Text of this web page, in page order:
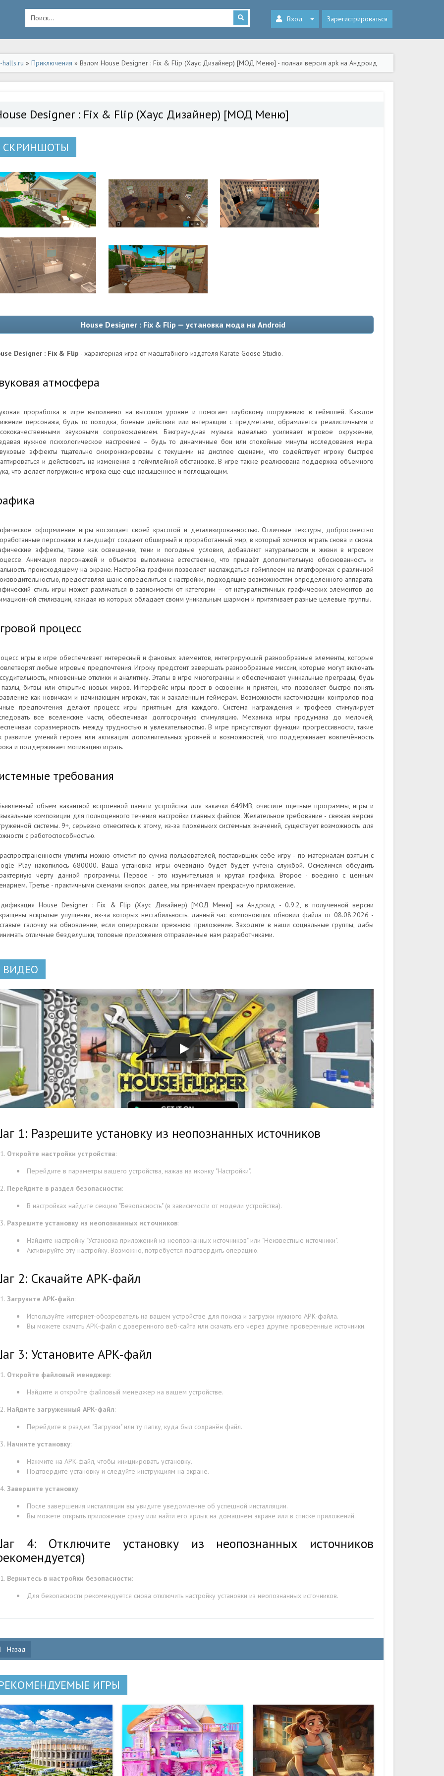
Вход Зарегистрироваться
halls.ru » Приключения » Взлом House Designer : Fix & Flip (Хаус Дизайнер) [МОД Меню] - полная версия apk на Андроид
Designer : Fix & Flip (Хаус Дизайнер) [МОД Меню]
СКРИНШОТЫ
House Designer : Fix & Flip — установка мода на Android
Designer : Fix & Flip - характерная игра от масштабного издателя Karate Goose Studio.
атмосфера
проработка в игре выполнено на высоком уровне и помогает глубокому погружению в геймплей. Каждое
персонажа, будь то походка, боевые действия или интеракции с предметами, обрамляется реалистичными и
звуковыми сопровождением. Бэкграундная музыка идеально усиливает игровое окружение,
нужное психологическое настроение – будь то динамичные бои или спокойные минуты исследования мира.
эффекты тщательно синхронизированы с текущими на дисплее сценами, что содействует игроку быстрее
и действовать на изменения в геймплейной обстановке. В игре также реализована поддержка объемного
что делает погружение игрока ещё еще насыщеннее и поглощающим.
оформление игры восхищает своей красотой и детализированностью. Отличные текстуры, добросовестно
персонажи и ландшафт создают обширный и проработанный мир, в который хочется играть снова и снова.
эффекты, такие как освещение, тени и погодные условия, добавляют натуральности и жизни в игровом
Анимация персонажей и объектов выполнена естественно, что придаёт дополнительную обоснованность и
происходящему на экране. Настройка графики позволяет наслаждаться геймплеем на платформах с различной
предоставляя шанс определиться с настройки, подходящие возможностям определённого аппарата.
стиль игры может различаться в зависимости от категории – от натуралистичных графических элементов до
стилизации, каждая из которых обладает своим уникальным шармом и притягивает разные целевые группы.
процесс
игры в игре обеспечивает интересный и фановых элементов, интегрирующий разнообразные элементы, которые
любые игровые предпочтения. Игроку предстоит завершать разнообразные миссии, которые могут включать
мгновенные отклики и аналитику. Этапы в игре многогранны и обеспечивают уникальные преграды, будь
битвы или открытие новых миров. Интерфейс игры прост в освоении и приятен, что позволяет быстро понять
как новичкам и начинающим игрокам, так и закалённым геймерам. Возможности кастомизации контролов под
предпочтения делают процесс игры приятным для каждого. Система награждения и трофеев стимулирует
все вселенские части, обеспечивая долгосрочную стимуляцию. Механика игры продумана до мелочей,
соразмерность между трудностью и увлекательностью. В игре присутствуют функции прогрессивности, такие
развитие умений героев или активация дополнительных уровней и возможностей, что поддерживает вовлечённость
и поддерживает мотивацию играть.
требования
объем вакантной встроенной памяти устройства для закачки 649MB, очистите тщетные программы, игры и
композиции для полноценного течения настройки главных файлов. Желательное требование - свежая версия
системы. 9+, серьезно отнеситесь к этому, из-за плохеньких системных значений, существует возможность для
с работоспособностью.
утилиты можно отметит по сумма пользователей, поставивших себе игру - по материалам взятым с
Play накопилось 680000. Ваша установка игры очевидно будет будет учтена службой. Осмелимся обсудить
черту данной программы. Первое - это изумительная и крутая графика. Второе - воедино с ценным
Третье - практичными схемами кнопок. далее, мы принимаем прекрасную приложение.
House Designer : Fix & Flip (Хаус Дизайнер) [МОД Меню] на Андроид - 0.9.2, в полученной версии
вскрытые упущения, из-за которых нестабильность. данный час компоновщик обновил файла от 08.08.2026 -
галочку на обновление, если оперировали прежнюю приложение. Заходите в наши социальные группы, дабы
отличные безделушки, топовые приложения отправленные нам разработчиками.
ВИДЕО
1: Разрешите установку из неопознанных источников
Откройте настройки устройства:
Перейдите в параметры вашего устройства, нажав на иконку "Настройки".
Перейдите в раздел безопасности:
В настройках найдите секцию "Безопасность" (в зависимости от модели устройства).
Разрешите установку из неопознанных источников:
Найдите настройку "Установка приложений из неопознанных источников" или "Неизвестные источники".
Активируйте эту настройку. Возможно, потребуется подтвердить операцию.
2: Скачайте APK-файл
Загрузите APK-файл:
Используйте интернет-обозреватель на вашем устройстве для поиска и загрузки нужного APK-файла.
Вы можете скачать APK-файл с доверенного веб-сайта или скачать его через другие проверенные источники.
3: Установите APK-файл
Откройте файловый менеджер:
Найдите и откройте файловый менеджер на вашем устройстве.
Найдите загруженный APK-файл:
Перейдите в раздел "Загрузки" или ту папку, куда был сохранён файл.
Начните установку:
Нажмите на APK-файл, чтобы инициировать установку.
Подтвердите установку и следуйте инструкциям на экране.
Завершите установку:
После завершения инсталляции вы увидите уведомление об успешной инсталляции.
Вы можете открыть приложение сразу или найти его ярлык на домашнем экране или в списке приложений.
4: Отключите установку из неопознанных источников
Вернитесь в настройки безопасности:
Для безопасности рекомендуется снова отключить настройку установки из неопознанных источников.
Назад
ИГРЫ